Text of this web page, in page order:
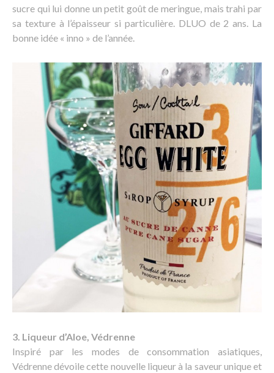
sucre qui lui donne un petit goût de meringue, mais trahi par
sa texture à l’épaisseur si particulière. DLUO de 2 ans. La
bonne idée « inno » de l’année.
3. Liqueur d’Aloe, Védrenne
Inspiré par les modes de consommation asiatiques,
Védrenne dévoile cette nouvelle liqueur à la saveur unique et